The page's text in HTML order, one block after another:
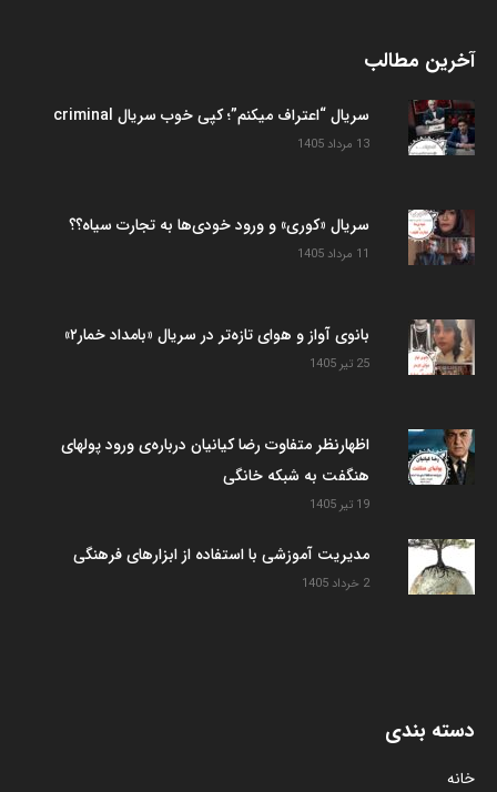
آخرین مطالب
سریال “اعتراف میکنم”؛ کپی خوب سریال criminal
13 مرداد 1405
سریال «کوری» و ورود خودی‌ها به تجارت سیاه؟؟
11 مرداد 1405
بانوی آواز و هوای تازه‌تر در سریال «بامداد خمار۲»
25 تیر 1405
اظهارنظر متفاوت رضا کیانیان درباره‌ی ورود پولهای
هنگفت به شبکه خانگی
19 تیر 1405
مدیریت آموزشی با استفاده از ابزارهای فرهنگی
2 خرداد 1405
دسته بندی
خانه